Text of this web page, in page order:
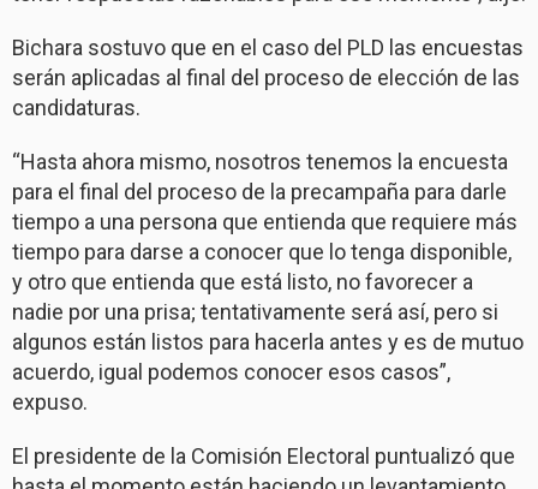
Bichara sostuvo que en el caso del PLD las encuestas
serán aplicadas al final del proceso de elección de las
candidaturas.
“Hasta ahora mismo, nosotros tenemos la encuesta
para el final del proceso de la precampaña para darle
tiempo a una persona que entienda que requiere más
tiempo para darse a conocer que lo tenga disponible,
y otro que entienda que está listo, no favorecer a
nadie por una prisa; tentativamente será así, pero si
algunos están listos para hacerla antes y es de mutuo
acuerdo, igual podemos conocer esos casos”,
expuso.
El presidente de la Comisión Electoral puntualizó que